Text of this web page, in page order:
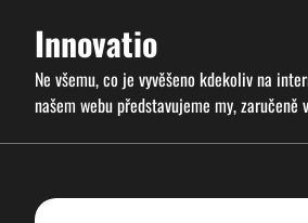
contentInnovatio
Ne všemu, co je vyvěšeno kdekoliv na
našem webu představujeme my, zaručeně